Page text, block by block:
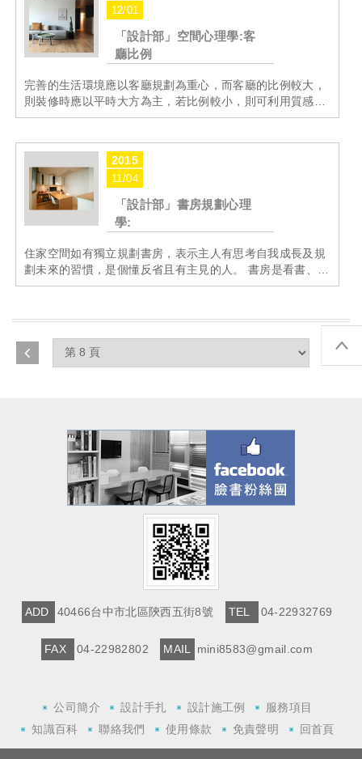
12/01
「設計部」空間心理學:客
廳比例
完善的生活環境應以客廳規劃為重心，而客廳的比例較大，
則裝修時應以平時大方為主，若比例較小，則可利用質感來
加強其作用力，此外，客廳是招呼親友的主要場所，從其空
MORE
2015
11/04
「設計部」書房規劃心理
學:
住家空間如有獨立規劃書房，表示主人有思考自我成長及規
劃未來的習慣，是個懂反省且有主見的人。 書房是看書、整
理資料及沉澱思緒的場所，應以實用為前提，避免過度裝潢
MORE
ADD 40466台中市北區陝西五街8號 TEL 04-22932769
FAX 04-22982802 MAIL mini8583@gmail.com
公司簡介 設計手扎 設計施工例
服務項目
知識百科
聯絡我們 使用條款 免責聲明 回首頁